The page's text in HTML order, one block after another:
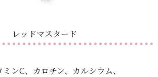
レッドマスタード
ンC、カロチン、カルシウム、